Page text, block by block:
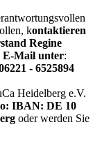
kontaktieren
Regine
E-Mail unter:
- 6525894
Heidelberg e.V.
IBAN: DE 10
oder werden Sie